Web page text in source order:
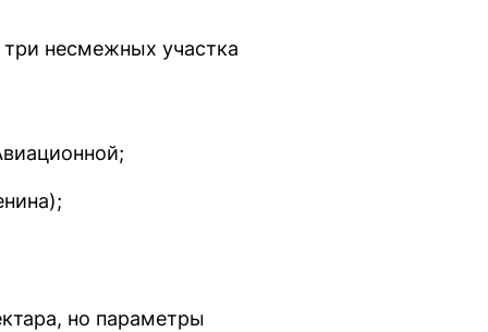
несмежных участка
но параметры